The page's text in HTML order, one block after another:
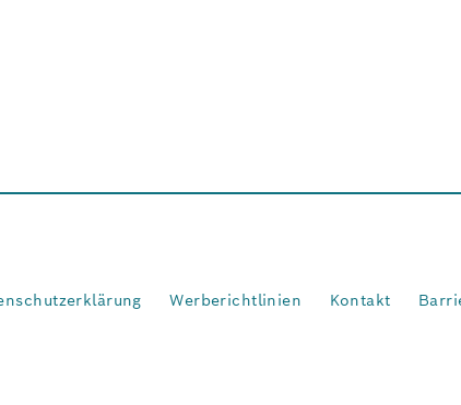
Werberichtlinien Kontakt